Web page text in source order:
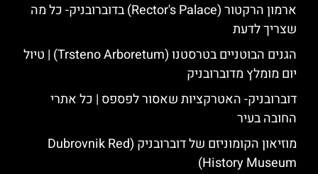
ארמון הרקטור (Rector's Palace) בדוברובניק- כל מה
שצריך לדעת
הגנים הבוטניים בטרסטנו (Trsteno Arboretum) | טיול
יום מומלץ מדוברובניק
דוברובניק- האטרקציות שאסור לפספס | כל אתרי
החובה בעיר
מוזיאון הקומוניזם של דוברובניק (Dubrovnik Red
History Museum)